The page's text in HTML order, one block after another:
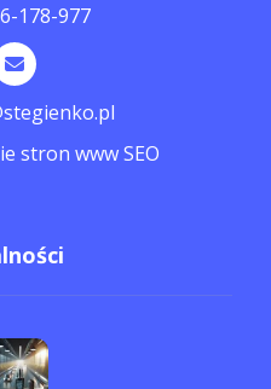
178-977
stron www SEO